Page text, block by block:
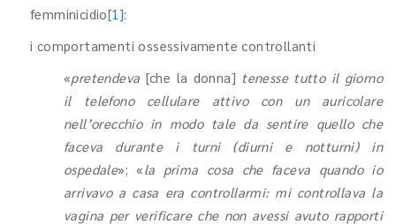
femminicidio[1]:
i comportamenti ossessivamente controllanti
«pretendeva [che la donna] tenesse tutto il giorno
il telefono cellulare attivo con un auricolare
nell’orecchio in modo tale da sentire quello che
faceva durante i turni (diurni e notturni) in
ospedale»; «la prima cosa che faceva quando io
arrivavo a casa era controllarmi: mi controllava la
vagina per verificare che non avessi avuto rapporti